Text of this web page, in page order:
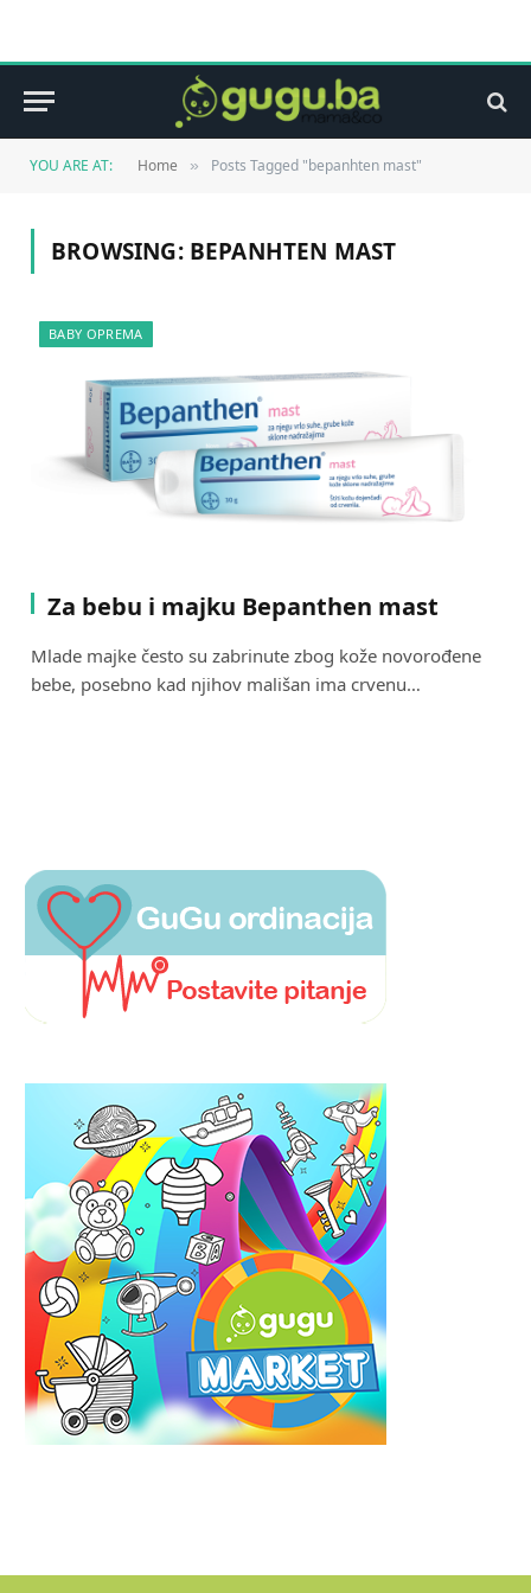
YOU ARE AT: Home » Posts Tagged "bepanhten mast"
BROWSING: BEPANHTEN MAST
BABY OPREMA
Za bebu i majku Bepanthen mast
Mlade majke često su zabrinute zbog kože novorođene
bebe, posebno kad njihov mališan ima crvenu…